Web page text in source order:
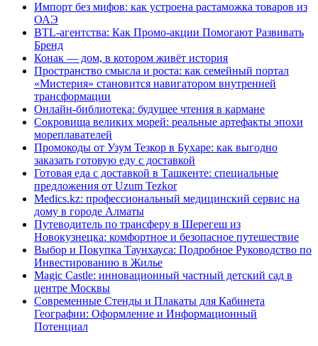
Импорт без мифов: как устроена растаможка товаров из
ОАЭ
BTL-агентства: Как Промо-акции Помогают Развивать
Бренд
Конак — дом, в котором живёт история
Пространство смысла и роста: как семейный портал
«Мистерия» становится навигатором внутренней
трансформации
Онлайн-библиотека: будущее чтения в кармане
Сокровища великих морей: реальные артефакты эпохи
мореплавателей
Промокоды от Узум Тезкор в Бухаре: как выгодно
заказать готовую еду с доставкой
Готовая еда с доставкой в Ташкенте: специальные
предложения от Uzum Tezkor
Medics.kz: профессиональный медицинский сервис на
дому в городе Алматы
Путеводитель по трансферу в Шерегеш из
Новокузнецка: комфортное и безопасное путешествие
Выбор и Покупка Таунхауса: Подробное Руководство по
Инвестированию в Жилье
Magic Castle: инновационный частный детский сад в
центре Москвы
Современные Стенды и Плакаты для Кабинета
Географии: Оформление и Информационный
Потенциал